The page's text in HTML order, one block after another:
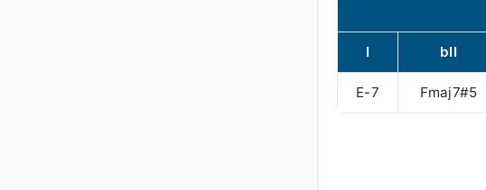
I bII
E-7 Fmaj7#5